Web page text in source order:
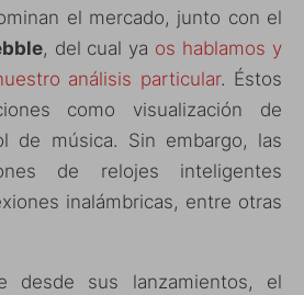
el mercado, junto con el
, del cual ya os hablamos y
análisis particular. Éstos
como visualización de
de música. Sin embargo, las
de relojes inteligentes
inalámbricas, entre otras
desde sus lanzamientos, el